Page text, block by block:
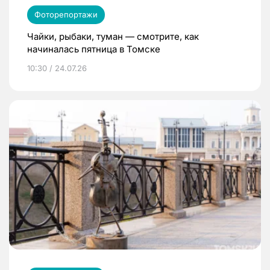
Фоторепортажи
Чайки, рыбаки, туман — смотрите, как
начиналась пятница в Томске
10:30 / 24.07.26